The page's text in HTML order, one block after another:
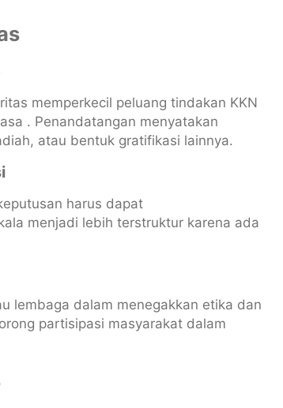
memperkecil peluang tindakan KKN
. Penandatangan menyatakan
atau bentuk gratifikasi lainnya.
harus dapat
menjadi lebih terstruktur karena ada
lembaga dalam menegakkan etika dan
partisipasi masyarakat dalam